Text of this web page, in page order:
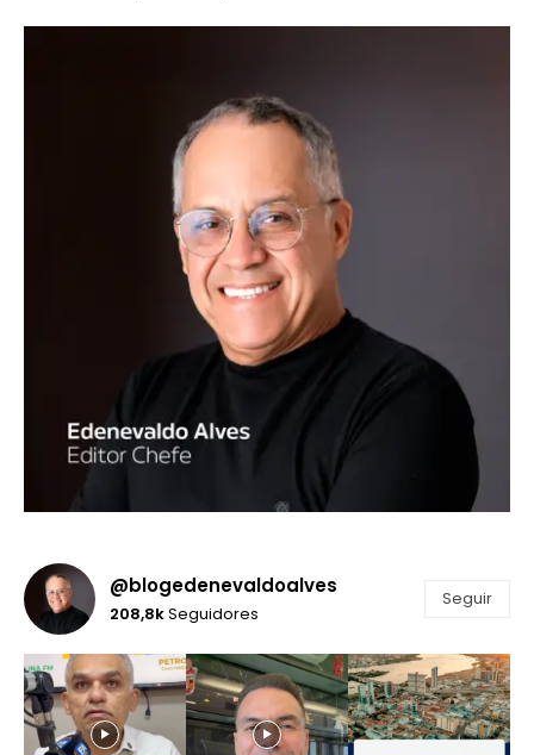
@blogedenevaldoalves
208,8kSeguidores
Seguir